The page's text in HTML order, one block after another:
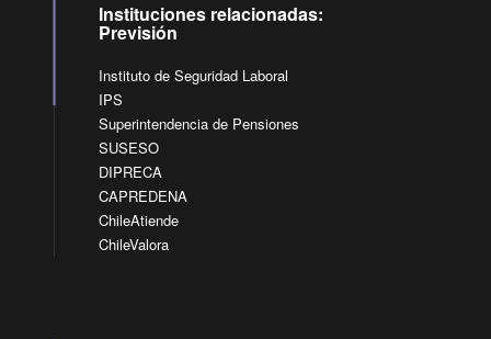
Instituciones relacionadas:
Previsión
Instituto de Seguridad Laboral
IPS
Superintendencia de Pensiones
SUSESO
DIPRECA
CAPREDENA
ChileAtiende
ChileValora